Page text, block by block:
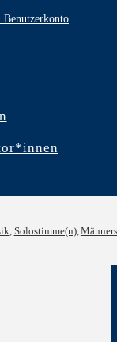
Benutzerkonto
Solostimme(n)